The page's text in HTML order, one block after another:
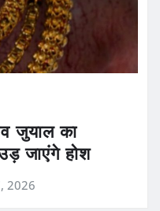
जुयाल का
जाएंगे होश
2026